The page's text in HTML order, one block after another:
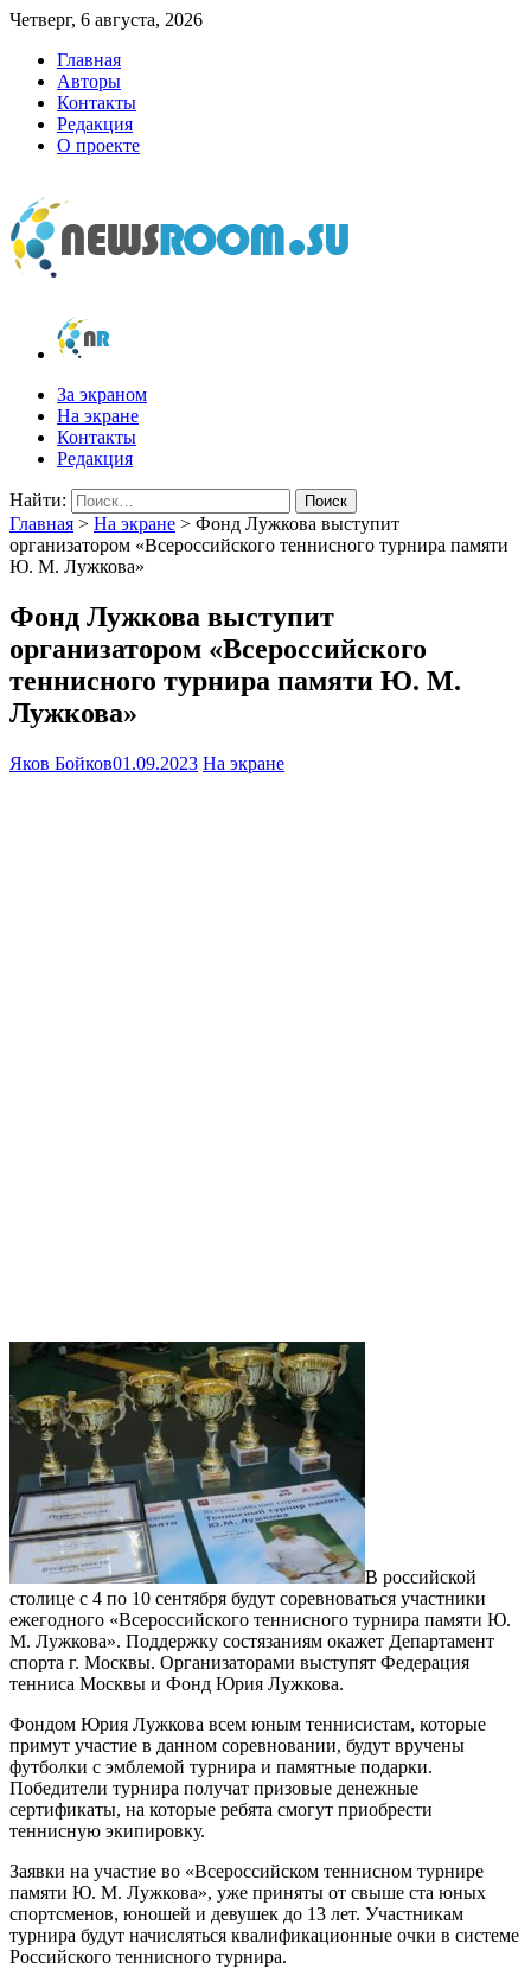
Четверг, 6 августа, 2026
Главная
Авторы
Контакты
Редакция
О проекте
newsroom.su
Новости о новостях
За экраном
На экране
Контакты
Редакция
Найти:
Главная > На экране > Фонд Лужкова выступит
организатором «Всероссийского теннисного турнира памяти
Ю. М. Лужкова»
Фонд Лужкова выступит
организатором «Всероссийского
теннисного турнира памяти Ю. М.
Лужкова»
Яков Бойков01.09.2023 На экране
В российской
столице с 4 по 10 сентября будут соревноваться участники
ежегодного «Всероссийского теннисного турнира памяти Ю.
М. Лужкова». Поддержку состязаниям окажет Департамент
спорта г. Москвы. Организаторами выступят Федерация
тенниса Москвы и Фонд Юрия Лужкова.
Фондом Юрия Лужкова всем юным теннисистам, которые
примут участие в данном соревновании, будут вручены
футболки с эмблемой турнира и памятные подарки.
Победители турнира получат призовые денежные
сертификаты, на которые ребята смогут приобрести
теннисную экипировку.
Заявки на участие во «Всероссийском теннисном турнире
памяти Ю. М. Лужкова», уже приняты от свыше ста юных
спортсменов, юношей и девушек до 13 лет. Участникам
турнира будут начисляться квалификационные очки в системе
Российского теннисного турнира.